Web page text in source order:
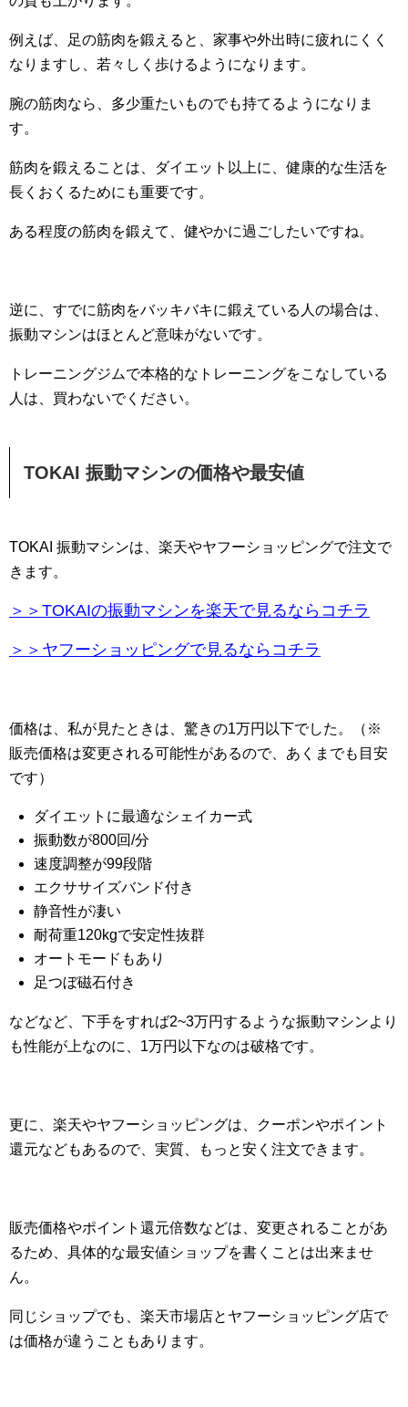
例えば、足の筋肉を鍛えると、家事や外出時に疲れにくく
なりますし、若々しく歩けるようになります。
腕の筋肉なら、多少重たいものでも持てるようになりま
す。
筋肉を鍛えることは、ダイエット以上に、健康的な生活を
長くおくるためにも重要です。
ある程度の筋肉を鍛えて、健やかに過ごしたいですね。
逆に、すでに筋肉をバッキバキに鍛えている人の場合は、
振動マシンはほとんど意味がないです。
トレーニングジムで本格的なトレーニングをこなしている
人は、買わないでください。
TOKAI 振動マシンの価格や最安値
TOKAI 振動マシンは、楽天やヤフーショッピングで注文で
きます。
＞＞TOKAIの振動マシンを楽天で見るならコチラ
＞＞ヤフーショッピングで見るならコチラ
価格は、私が見たときは、驚きの1万円以下でした。（※
販売価格は変更される可能性があるので、あくまでも目安
です）
ダイエットに最適なシェイカー式
振動数が800回/分
速度調整が99段階
エクササイズバンド付き
静音性が凄い
耐荷重120kgで安定性抜群
オートモードもあり
足つぼ磁石付き
などなど、下手をすれば2~3万円するような振動マシンより
も性能が上なのに、1万円以下なのは破格です。
更に、楽天やヤフーショッピングは、クーポンやポイント
還元などもあるので、実質、もっと安く注文できます。
販売価格やポイント還元倍数などは、変更されることがあ
るため、具体的な最安値ショップを書くことは出来ませ
ん。
同じショップでも、楽天市場店とヤフーショッピング店で
は価格が違うこともあります。